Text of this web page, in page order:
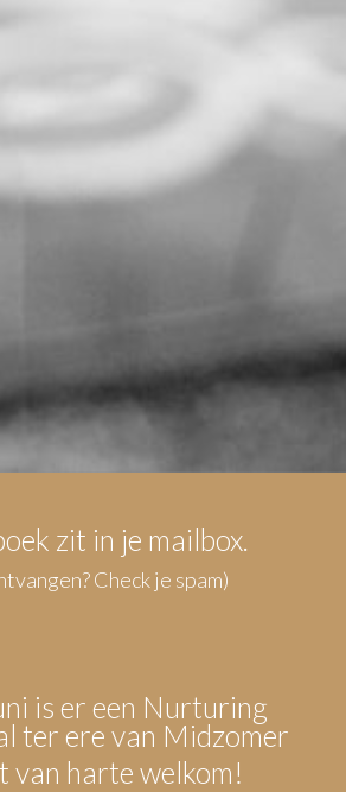
zit in je mailbox.
Check je spam)
is er een Nurturing
ter ere van Midzomer
van harte welkom!